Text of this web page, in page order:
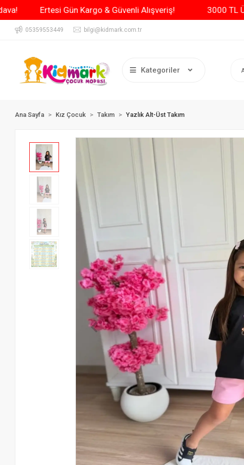
Bedava! Ertesi Gün Kargo & Güvenli Alışveriş!
05359553449 bilgi@kidmark.com.tr
Kategoriler
Ana Sayfa Kız Çocuk Takım Yazlık Alt-Üst Takım